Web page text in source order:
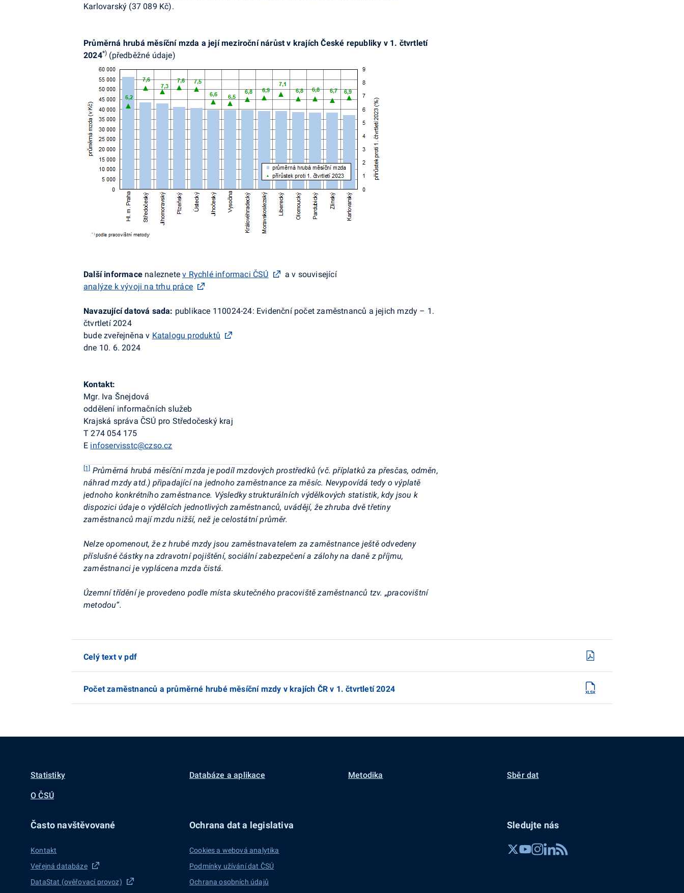
Karlovarský (37 089 Kč).
Průměrná hrubá měsíční mzda a její meziroční nárůst v krajích České republiky v 1. čtvrtletí
2024*) (předběžné údaje)
Další informace naleznetev Rychlé informaci ČSÚ
a v související
analýze k vývoji na trhu práce
Navazující datová sada: publikace 110024-24: Evidenční počet zaměstnanců a jejich mzdy – 1.
čtvrtletí 2024
bude zveřejněna v Katalogu produktů
dne 10. 6. 2024
Kontakt:
Mgr. Iva Šnejdová
oddělení informačních služeb
Krajská správa ČSÚ pro Středočeský kraj
T 274 054 175
E infoservisstc@czso.cz
[1] Průměrná hrubá měsíční mzda je podíl mzdových prostředků (vč. příplatků za přesčas, odměn,
náhrad mzdy atd.) připadající na jednoho zaměstnance za měsíc. Nevypovídá tedy o výplatě
jednoho konkrétního zaměstnance. Výsledky strukturálních výdělkových statistik, kdy jsou k
dispozici údaje o výdělcích jednotlivých zaměstnanců, uvádějí, že zhruba dvě třetiny
zaměstnanců mají mzdu nižší, než je celostátní průměr.
Nelze opomenout, že z hrubé mzdy jsou zaměstnavatelem za zaměstnance ještě odvedeny
příslušné částky na zdravotní pojištění, sociální zabezpečení a zálohy na daně z příjmu,
zaměstnanci je vyplácena mzda čistá.
Územní třídění je provedeno podle místa skutečného pracoviště zaměstnanců tzv. „pracovištní
metodou“.
Celý text v pdf
Počet zaměstnanců a průměrné hrubé měsíční mzdy v krajích ČR v 1. čtvrtletí 2024
Statistiky Databáze a aplikace Metodika Sběr dat
O ČSÚ
Často navštěvované
Kontakt
Veřejná databáze
DataStat (ověřovací provoz)
Ochrana dat a legislativa
Cookies a webová analytika
Podmínky užívání dat ČSÚ
Ochrana osobních údajů
Sledujte nás